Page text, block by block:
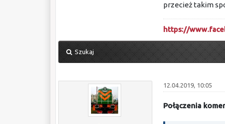
przecież takim
https://
Szukaj
12.04.2019, 10:05
Połączenia